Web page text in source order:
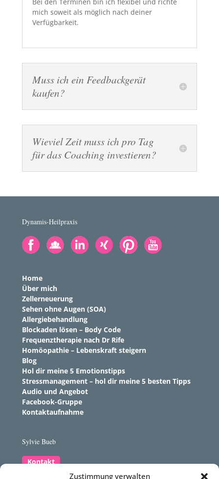
Zustimmung verwalten
mich soweit als möglich nach deiner
Verfügbarkeit.
Muss ich ein Feedbackgerät
kaufen?
Wieviel Zeit muss ich pro Tag
für das Coaching investieren?
Dynamis-Heilpraxis
Home
Über mich
Zellerneuerung
Sehen ohne Augen (SOA)
Allergiebehandlung
Blockaden lösen – Body Code
Frequenztherapie nach Dr Rife
Homöopathie – Lebenskraft steigern
Blog
Hol dir meine 5 Emotionstipps
Stressmanagement – hol dir meine 5 besten Tipps
Audio und Angebot
Facebook-Gruppe
Kontaktaufnahme
Sylvie Bueb
Kontakt